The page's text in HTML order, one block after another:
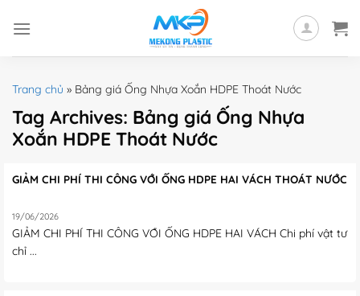
Trang chủ » Bảng giá Ống Nhựa Xoắn HDPE Thoát Nước
Tag Archives: Bảng giá Ống Nhựa
Xoắn HDPE Thoát Nước
GIẢM CHI PHÍ THI CÔNG VỚI ỐNG HDPE HAI VÁCH THOÁT NƯỚC
19/06/2026
GIẢM CHI PHÍ THI CÔNG VỚI ỐNG HDPE HAI VÁCH Chi phí vật tư
chỉ ...